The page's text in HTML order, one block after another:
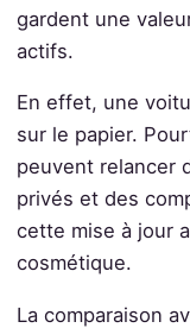
gardent une
actifs.
En effet, une
sur le papier.
peuvent relancer
privés et des
cette mise à jour
cosmétique.
La comparaison